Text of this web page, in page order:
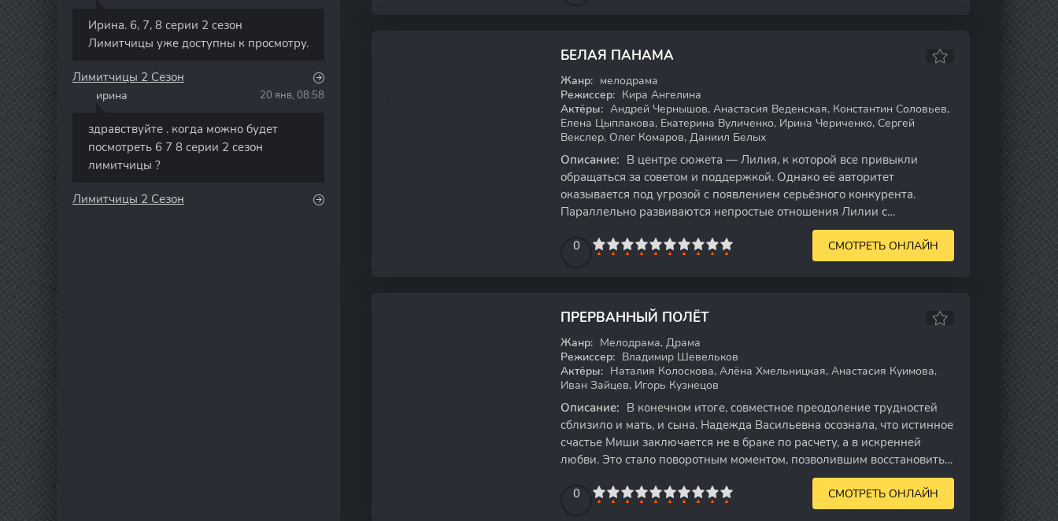
БЕЛАЯ ПАНАМА
Жанр: мелодрама
Режиссер: Кира Ангелина
Актёры: Андрей Чернышов, Анастасия Веденская, Константин Соловьев,
Елена Цыплакова, Екатерина Вуличенко, Ирина Чериченко, Сергей
Векслер, Олег Комаров, Даниил Белых
Описание: В центре сюжета — Лилия, к которой все привыкли
обращаться за советом и поддержкой. Однако её авторитет
оказывается под угрозой с появлением серьёзного конкурента.
Параллельно развиваются непростые отношения Лилии с
0
5 7 8 9 10 СМОТРЕТЬ ОНЛАЙН
ПРЕРВАННЫЙ ПОЛЁТ
Жанр: Мелодрама, Драма
Режиссер: Владимир Шевельков
Актёры: Наталия Колоскова, Алёна Хмельницкая, Анастасия Куимова,
Иван Зайцев, Игорь Кузнецов
Описание: В конечном итоге, совместное преодоление трудностей
сблизило и мать, и сына. Надежда Васильевна осознала, что истинное
счастье Миши заключается не в браке по расчету, а в искренней
любви. Это стало поворотным моментом, позволившим восстановить
0
5 7 8 9 10 СМОТРЕТЬ ОНЛАЙН
Ирина. 6, 7, 8 серии 2 сезон
Лимитчицы уже доступны к просмотру.
Лимитчицы 2 Сезон
ирина 20 янв, 08:58
здравствуйте . когда можно будет
посмотреть 6 7 8 серии 2 сезон
лимитчицы ?
Лимитчицы 2 Сезон